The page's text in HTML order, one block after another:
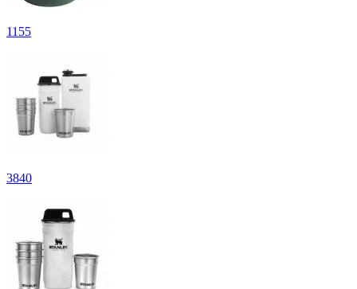
1155
3840